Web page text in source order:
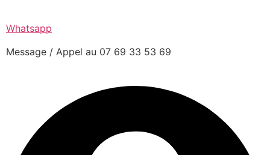
Whatsapp
Message / Appel au 07 69 33 53 69